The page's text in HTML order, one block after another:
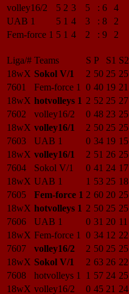
volley16/2
5 2 3 5 : 6
4
UAB 1
5 1 4 3 : 8
2
Fem-force 1 5 1 4 2 : 9 2
Liga/# Teams S P S1 S2
18wX Sokol V/1 2 50 25 25
7601
Fem-force 1 0 40 19 21
18wX hotvolleys 1 2 52 25 27
7602
volley16/2 0 48 23 25
18wX volley16/1 2 50 25 25
7603
UAB 1 0 34 19 15
18wX volley16/1 2 51 26 25
7604
Sokol V/1 0 41 24 17
18wX UAB 1 1 53 25 18
7605
Fem-force 1 2 60 20 25
18wX hotvolleys 1 2 50 25 25
7606
UAB 1 0 31 20 11
18wX Fem-force 1 0 34 12 22
7607
volley16/2 2 50 25 25
18wX Sokol V/1 2 63 26 22
7608
hotvolleys 1 1 57 24 25
18wX volley16/2 0 45 21 24